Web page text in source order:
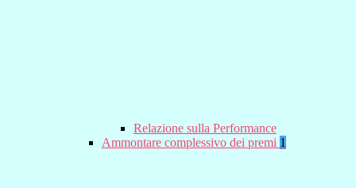
Relazione sulla Performance
Ammontare complessivo dei premi 1